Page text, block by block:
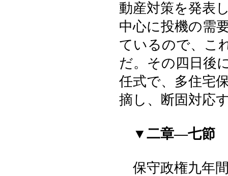
動産対策を発表
中心に投機の需
ているので、こ
だ。その四日後
任式で、多住宅
摘し、断固対応
▼二章―七節
保守政権九年